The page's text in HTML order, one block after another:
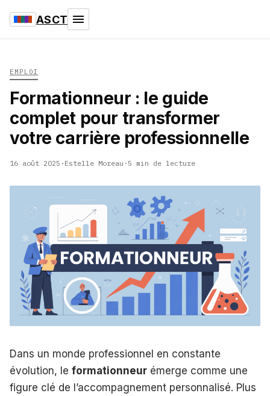
ASCT
EMPLOI
Formationneur : le guide
complet pour transformer
votre carrière professionnelle
16 août 2025 · Estelle Moreau ·5 min de lecture
Dans un monde professionnel en constante
évolution, le formationneur émerge comme une
figure clé de l’accompagnement personnalisé. Plus